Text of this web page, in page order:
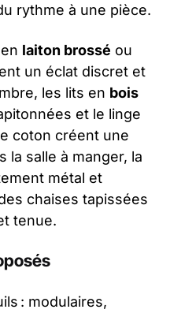
rythme à une pièce.
laiton brossé ou
un éclat discret et
les lits en bois
et le linge
coton créent une
la salle à manger, la
métal et
chaises tapissées
tenue.
: modulaires,